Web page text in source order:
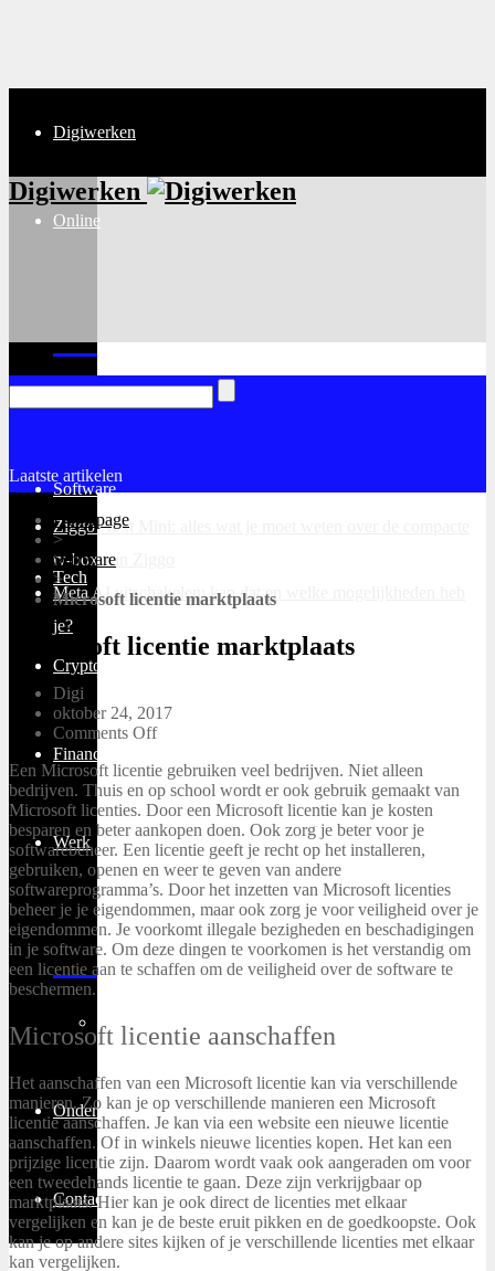
Digiwerken
Online
Software
Tech
Cryptocurrency
Financieel
Werk
Thuiswerken
Ondernemen
Contact
Digiwerken
Laatste artikelen
Ziggo Next Mini: alles wat je moet weten over de compacte
tv-box van Ziggo
Meta AI uitschakelen: kan dat en welke mogelijkheden heb
je?
Homepage
>
Software
>
Microsoft licentie marktplaats
Microsoft licentie marktplaats
Digi
oktober 24, 2017
Comments Off
Een Microsoft licentie gebruiken veel bedrijven. Niet alleen
bedrijven. Thuis en op school wordt er ook gebruik gemaakt van
Microsoft licenties. Door een Microsoft licentie kan je kosten
besparen en beter aankopen doen. Ook zorg je beter voor je
softwarebeheer. Een licentie geeft je recht op het installeren,
gebruiken, openen en weer te geven van andere
softwareprogramma’s. Door het inzetten van Microsoft licenties
beheer je je eigendommen, maar ook zorg je voor veiligheid over je
eigendommen. Je voorkomt illegale bezigheden en beschadigingen
in je software. Om deze dingen te voorkomen is het verstandig om
een licentie aan te schaffen om de veiligheid over de software te
beschermen.
Microsoft licentie aanschaffen
Het aanschaffen van een Microsoft licentie kan via verschillende
manieren. Zo kan je op verschillende manieren een Microsoft
licentie aanschaffen. Je kan via een website een nieuwe licentie
aanschaffen. Of in winkels nieuwe licenties kopen. Het kan een
prijzige licentie zijn. Daarom wordt vaak ook aangeraden om voor
een tweedehands licentie te gaan. Deze zijn verkrijgbaar op
marktplaats. Hier kan je ook direct de licenties met elkaar
vergelijken en kan je de beste eruit pikken en de goedkoopste. Ook
kan je op andere sites kijken of je verschillende licenties met elkaar
kan vergelijken.